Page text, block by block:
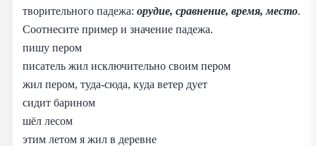
творительного падежа: орудие, сравнение, время, место.
Соотнесите пример и значение падежа.
пишу пером
писатель жил исключительно своим пером
жил пером, туда-сюда, куда ветер дует
сидит барином
шёл лесом
этим летом я жил в деревне